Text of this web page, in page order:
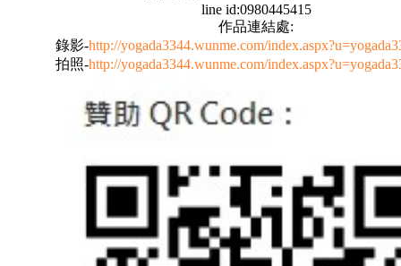
line id:0980445415
作品連結處:
錄影-http://yogada3344.wunme.com/
拍照-http://yogada3344.wunme.com/